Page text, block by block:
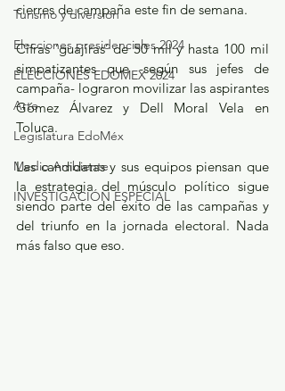
Turismo y diversión
Elecciones presidenciales 2024
ELECCIONES EDOMEX 2024
Arte
Legislatura EdoMéx
Medio Ambiente
INVESTIGACIÓN ESPECIAL
cierres de campaña este fin de semana.
Cifras ‘guajiras’ de 50 mil y hasta 100 mil
simpatizantes que -según sus jefes de
campaña- lograron movilizar las aspirantes
Gómez Álvarez y Dell Moral Vela en
Toluca.
Las candidatas y sus equipos piensan que
la estrategia del músculo político sigue
siendo parte del éxito de las campañas y
del triunfo en la jornada electoral. Nada
más falso que eso.